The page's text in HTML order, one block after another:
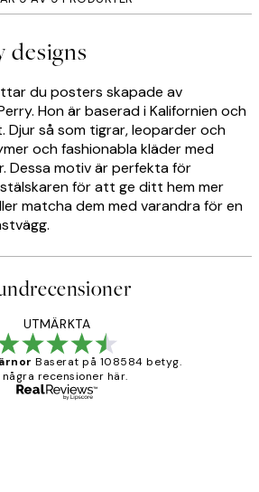
designs
du posters skapade av
Hon är baserad i Kalifornien och
Djur så som tigrar, leoparder och
och fashionabla kläder med
Dessa motiv är perfekta för
för att ge ditt hem mer
matcha dem med varandra för en
UTMÄRKTA
Baserat på 108584 betyg.
några recensioner här.